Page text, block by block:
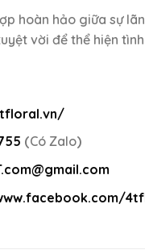
hoàn hảo giữa sự
vời để thể hiện
(Có Zalo)